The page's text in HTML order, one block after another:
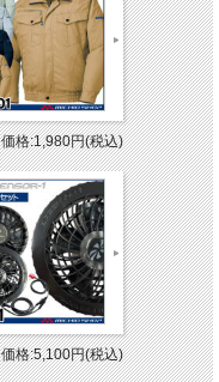
価格:1,980円(税込)
価格:5,100円(税込)